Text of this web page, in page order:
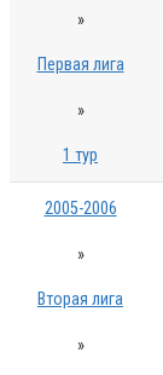
»
Первая лига
»
1 тур
2005-2006
»
Вторая лига
»